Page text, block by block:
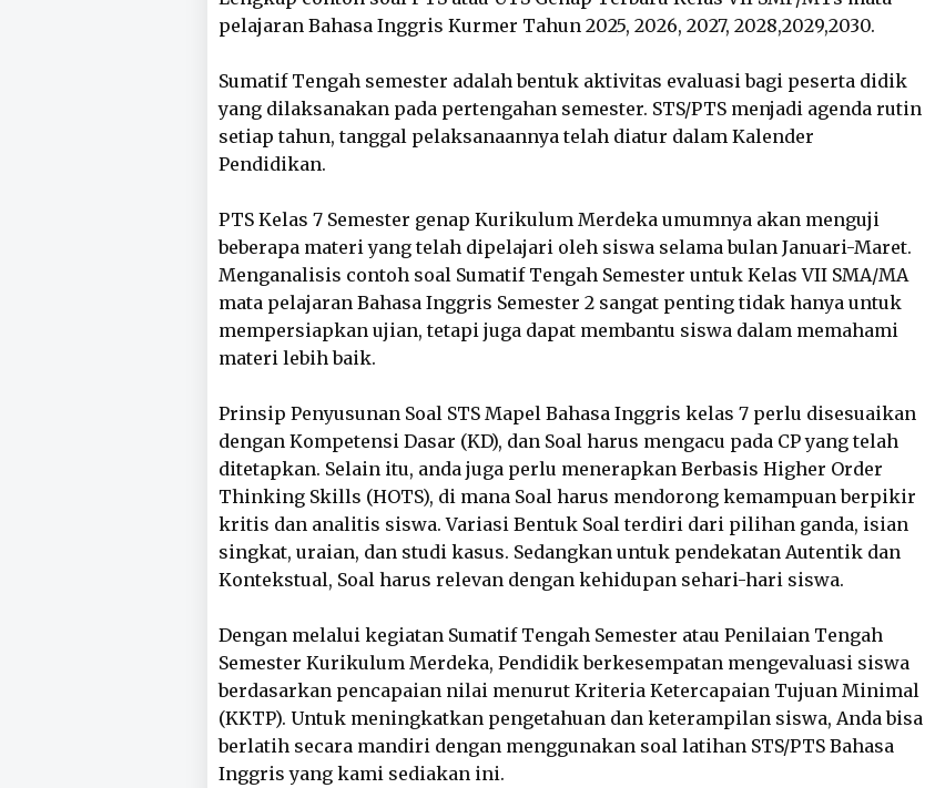
pelajaran Bahasa Inggris Kurmer Tahun 2025, 2026, 2027, 2028,2029,2030.
Sumatif Tengah semester adalah bentuk aktivitas evaluasi bagi peserta didik
yang dilaksanakan pada pertengahan semester. STS/PTS menjadi agenda rutin
setiap tahun, tanggal pelaksanaannya telah diatur dalam Kalender
Pendidikan.
PTS Kelas 7 Semester genap Kurikulum Merdeka umumnya akan menguji
beberapa materi yang telah dipelajari oleh siswa selama bulan Januari-Maret.
Menganalisis contoh soal Sumatif Tengah Semester untuk Kelas VII SMA/MA
mata pelajaran Bahasa Inggris Semester 2 sangat penting tidak hanya untuk
mempersiapkan ujian, tetapi juga dapat membantu siswa dalam memahami
materi lebih baik.
Prinsip Penyusunan Soal STS Mapel Bahasa Inggris kelas 7 perlu disesuaikan
dengan Kompetensi Dasar (KD), dan Soal harus mengacu pada CP yang telah
ditetapkan. Selain itu, anda juga perlu menerapkan Berbasis Higher Order
Thinking Skills (HOTS), di mana Soal harus mendorong kemampuan berpikir
kritis dan analitis siswa. Variasi Bentuk Soal terdiri dari pilihan ganda, isian
singkat, uraian, dan studi kasus. Sedangkan untuk pendekatan Autentik dan
Kontekstual, Soal harus relevan dengan kehidupan sehari-hari siswa.
Dengan melalui kegiatan Sumatif Tengah Semester atau Penilaian Tengah
Semester Kurikulum Merdeka, Pendidik berkesempatan mengevaluasi siswa
berdasarkan pencapaian nilai menurut Kriteria Ketercapaian Tujuan Minimal
(KKTP). Untuk meningkatkan pengetahuan dan keterampilan siswa, Anda bisa
berlatih secara mandiri dengan menggunakan soal latihan STS/PTS Bahasa
Inggris yang kami sediakan ini.